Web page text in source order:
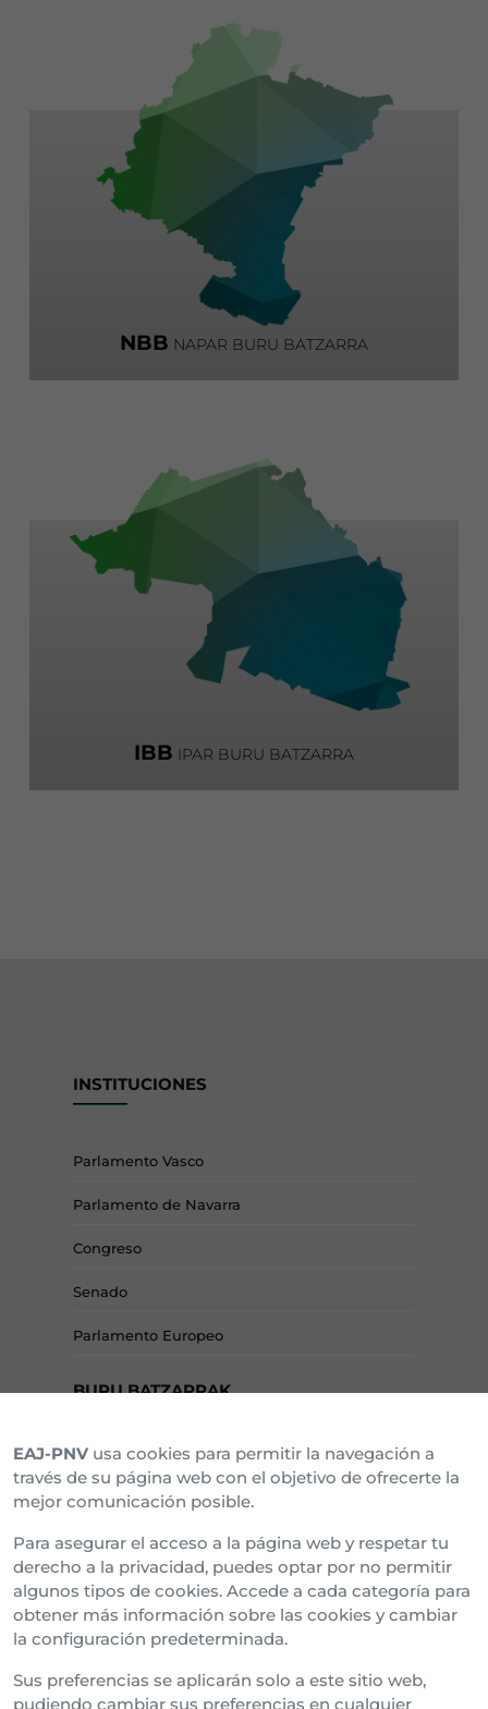
NBB NAPAR BURU BATZARRA
IBB IPAR BURU BATZARRA
INSTITUCIONES
Parlamento Vasco
Parlamento de Navarra
Congreso
Senado
Parlamento Europeo
BURU BATZARRAK
Araba Buru Batzar
Bizkai Buru Batzar
Gipuzko Buru Batzar
Ipar Buru Batzar
Napar Buru Batzar
EAJ-PNV usa cookies para permitir la navegación a
través de su página web con el objetivo de ofrecerte la
mejor comunicación posible.
Para asegurar el acceso a la página web y respetar tu
derecho a la privacidad, puedes optar por no permitir
algunos tipos de cookies. Accede a cada categoría para
obtener más información sobre las cookies y cambiar
la configuración predeterminada.
Sus preferencias se aplicarán solo a este sitio web,
pudiendo cambiar sus preferencias en cualquier